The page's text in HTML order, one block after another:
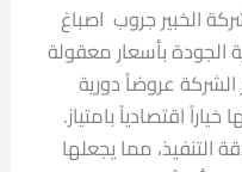
الخبير جروب اصباغ
الجودة بأسعار معقولة
الشركة عروضاً دورية
اقتصادياً بامتياز.
التنفيذ، مما يجعلها